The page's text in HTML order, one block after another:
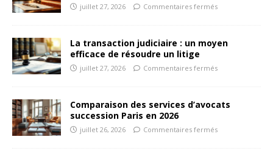
juillet 27, 2026 Commentaires fermés
La transaction judiciaire : un moyen
efficace de résoudre un litige
juillet 27, 2026 Commentaires fermés
Comparaison des services d’avocats
succession Paris en 2026
juillet 26, 2026 Commentaires fermés